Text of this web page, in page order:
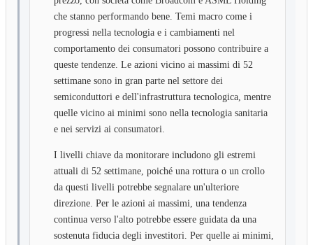
che stanno performando bene. Temi macro come i
progressi nella tecnologia e i cambiamenti nel
comportamento dei consumatori possono contribuire a
queste tendenze. Le azioni vicino ai massimi di 52
settimane sono in gran parte nel settore dei
semiconduttori e dell'infrastruttura tecnologica, mentre
quelle vicino ai minimi sono nella tecnologia sanitaria
e nei servizi ai consumatori.
I livelli chiave da monitorare includono gli estremi
attuali di 52 settimane, poiché una rottura o un crollo
da questi livelli potrebbe segnalare un'ulteriore
direzione. Per le azioni ai massimi, una tendenza
continua verso l'alto potrebbe essere guidata da una
sostenuta fiducia degli investitori. Per quelle ai minimi,